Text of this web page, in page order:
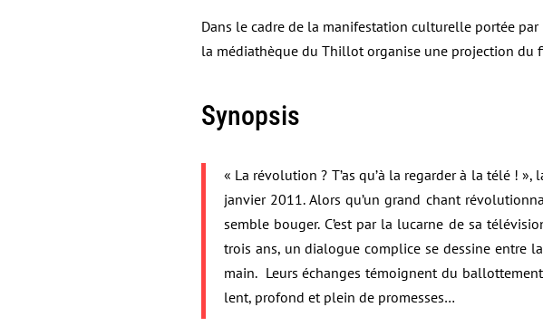
Dans le cadre de la manifestation culturelle portée par
la médiathèque du Thillot organise une projection du
Synopsis
« La révolution ? T’as qu’à la regarder à la télé !
janvier 2011. Alors qu’un grand chant
semble bouger. C’est par la lucarne de sa
trois ans, un dialogue complice se dessine entre
main. Leurs échanges témoignent du
lent, profond et plein de promesses…